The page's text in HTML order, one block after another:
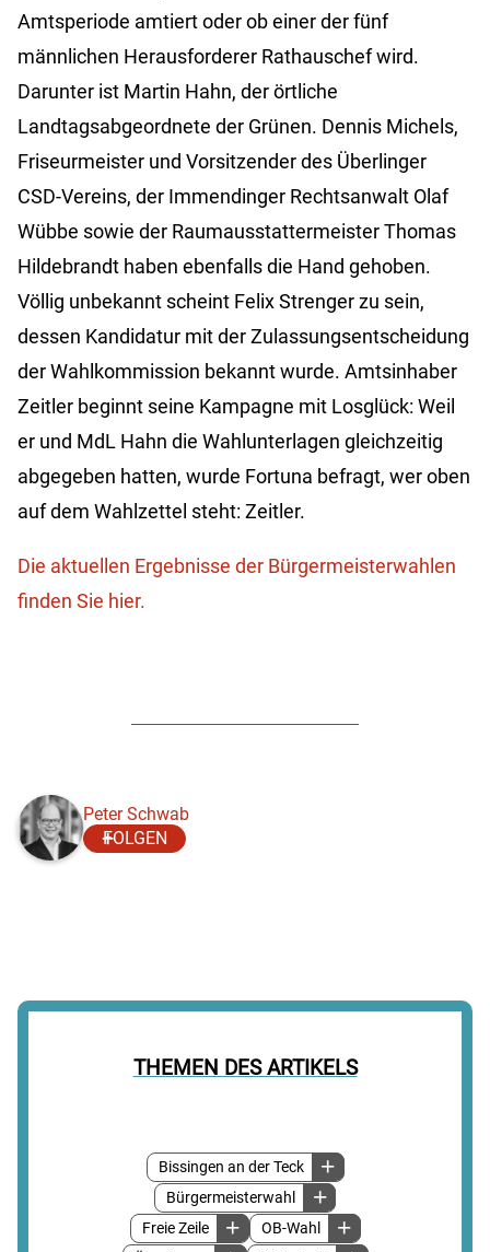
THEMEN DES ARTIKELS
Bissingen an der Teck
Bürgermeisterwahl
Freie Zeile
OB-Wahl
Amtsperiode amtiert oder ob einer der fünf
männlichen Herausforderer Rathauschef wird.
Darunter ist Martin Hahn, der örtliche
Landtagsabgeordnete der Grünen. Dennis Michels,
Friseurmeister und Vorsitzender des Überlinger
CSD-Vereins, der Immendinger Rechtsanwalt Olaf
Wübbe sowie der Raumausstattermeister Thomas
Hildebrandt haben ebenfalls die Hand gehoben.
Völlig unbekannt scheint Felix Strenger zu sein,
dessen Kandidatur mit der Zulassungsentscheidung
der Wahlkommission bekannt wurde. Amtsinhaber
Zeitler beginnt seine Kampagne mit Losglück: Weil
er und MdL Hahn die Wahlunterlagen gleichzeitig
abgegeben hatten, wurde Fortuna befragt, wer oben
auf dem Wahlzettel steht: Zeitler.
Die aktuellen Ergebnisse der Bürgermeisterwahlen
finden Sie hier.
Peter Schwab
FOLGEN